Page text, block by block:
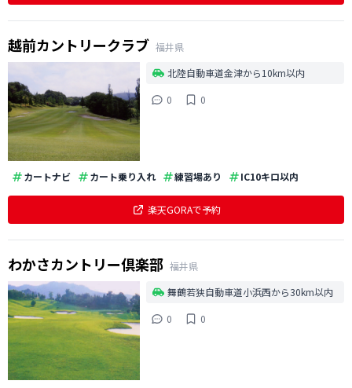
越前カントリークラブ 福井県
北陸自動車道金津から10km以内
0
0
カートナビ カート乗り入れ 練習場あり IC10キロ以内
楽天GORAで予約
わかさカントリー倶楽部 福井県
舞鶴若狭自動車道小浜西から30km以内
0
0